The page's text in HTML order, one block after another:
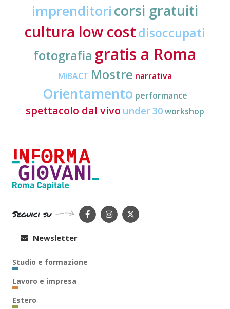
imprenditori corsi gratuiti
cultura low costdisoccupati
fotografia gratis a Roma
MiBACT Mostre narrativa
Orientamento performance
spettacolo dal vivo under 30workshop
Seguici su
Newsletter
Studio e formazione
Lavoro e impresa
Estero